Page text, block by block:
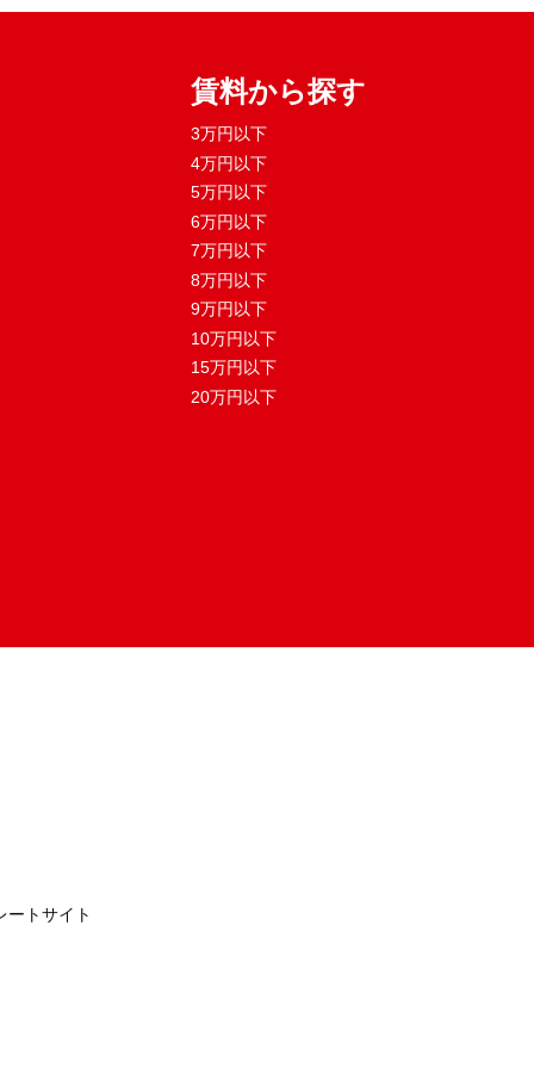
賃料から探す
3万円以下
4万円以下
5万円以下
6万円以下
7万円以下
8万円以下
9万円以下
10万円以下
15万円以下
20万円以下
ートサイト